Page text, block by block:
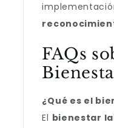
FAQs
¿Qué es el
El bienestar